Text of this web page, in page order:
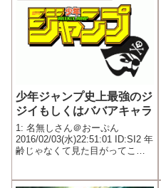
少年ジャンプ史上最強のジ
ジイもしくはババアキャラ
1: 名無しさん＠おーぷん
2016/02/03(水)22:51:01 ID:SI2 年
齢じゃなくて見た目がってこと